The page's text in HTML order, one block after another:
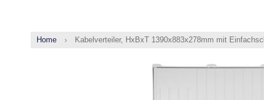
Home Kabelverteiler, HxBxT 1390x883x278mm mit